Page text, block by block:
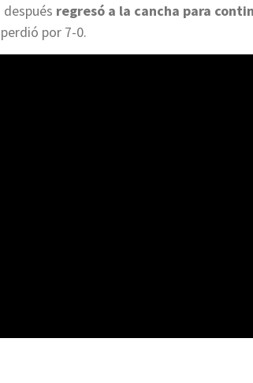
regresó a la cancha para
por 7-0.